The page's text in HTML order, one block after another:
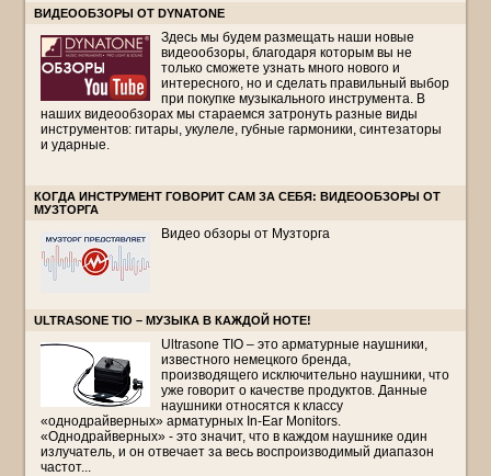
ВИДЕООБЗОРЫ ОТ DYNATONE
Здесь мы будем размещать наши новые
видеообзоры, благодаря которым вы не
только сможете узнать много нового и
интересного, но и сделать правильный выбор
при покупке музыкального инструмента. В
наших видеообзорах мы стараемся затронуть разные виды
инструментов: гитары, укулеле, губные гармоники, синтезаторы
и ударные.
КОГДА ИНСТРУМЕНТ ГОВОРИТ САМ ЗА СЕБЯ: ВИДЕООБЗОРЫ ОТ
МУЗТОРГА
Видео обзоры от Музторга
ULTRASONE TIO – МУЗЫКА В КАЖДОЙ НОТЕ!
Ultrasone TIO – это арматурные наушники,
известного немецкого бренда,
производящего исключительно наушники, что
уже говорит о качестве продуктов. Данные
наушники относятся к классу
«однодрайверных» арматурных In-Ear Monitors.
«Однодрайверных» - это значит, что в каждом наушнике один
излучатель, и он отвечает за весь воспроизводимый диапазон
частот...